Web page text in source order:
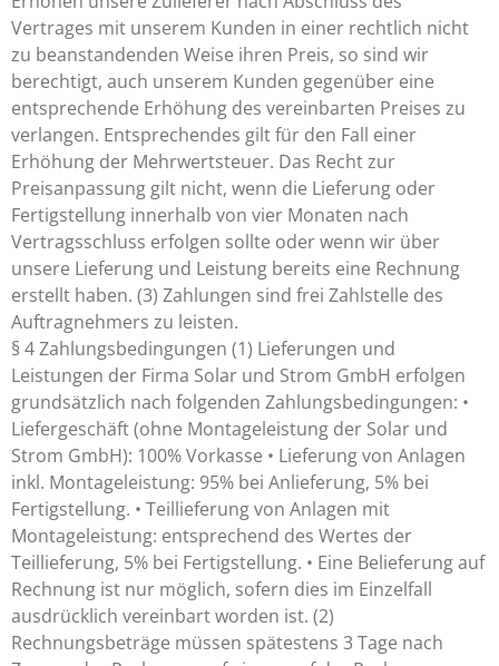
Vertrages mit unserem Kunden in einer rechtlich nicht
zu beanstandenden Weise ihren Preis, so sind wir
berechtigt, auch unserem Kunden gegenüber eine
entsprechende Erhöhung des vereinbarten Preises zu
verlangen. Entsprechendes gilt für den Fall einer
Erhöhung der Mehrwertsteuer. Das Recht zur
Preisanpassung gilt nicht, wenn die Lieferung oder
Fertigstellung innerhalb von vier Monaten nach
Vertragsschluss erfolgen sollte oder wenn wir über
unsere Lieferung und Leistung bereits eine Rechnung
erstellt haben. (3) Zahlungen sind frei Zahlstelle des
Auftragnehmers zu leisten.
§ 4 Zahlungsbedingungen (1) Lieferungen und
Leistungen der Firma Solar und Strom GmbH erfolgen
grundsätzlich nach folgenden Zahlungsbedingungen: •
Liefergeschäft (ohne Montageleistung der Solar und
Strom GmbH): 100% Vorkasse • Lieferung von Anlagen
inkl. Montageleistung: 95% bei Anlieferung, 5% bei
Fertigstellung. • Teillieferung von Anlagen mit
Montageleistung: entsprechend des Wertes der
Teillieferung, 5% bei Fertigstellung. • Eine Belieferung auf
Rechnung ist nur möglich, sofern dies im Einzelfall
ausdrücklich vereinbart worden ist. (2)
Rechnungsbeträge müssen spätestens 3 Tage nach